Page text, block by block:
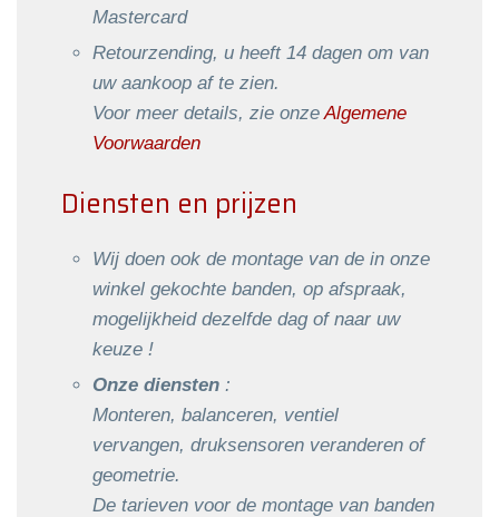
Mastercard
Retourzending, u heeft 14 dagen om van
uw aankoop af te zien.
Voor meer details, zie onze Algemene
Voorwaarden
Diensten en prijzen
Wij doen ook de montage van de in onze
winkel gekochte banden, op afspraak,
mogelijkheid dezelfde dag of naar uw
keuze !
Onze diensten :
Monteren, balanceren, ventiel
vervangen, druksensoren veranderen of
geometrie.
De tarieven voor de montage van banden